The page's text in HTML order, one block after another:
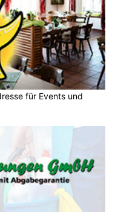
für Events und